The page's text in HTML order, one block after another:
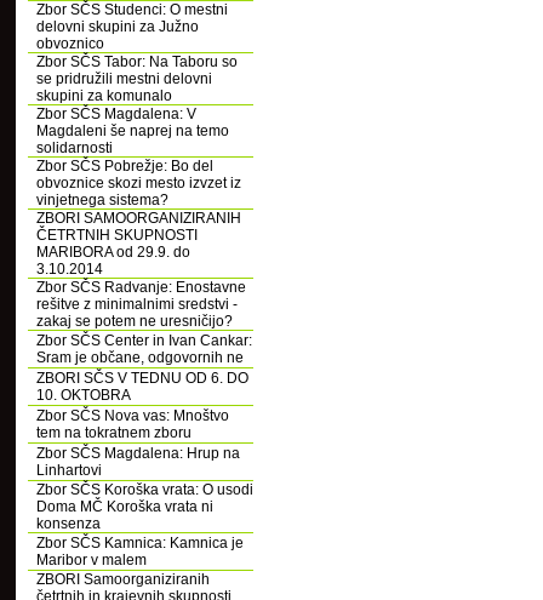
Zbor SČS Studenci: O mestni
delovni skupini za Južno
obvoznico
Zbor SČS Tabor: Na Taboru so
se pridružili mestni delovni
skupini za komunalo
Zbor SČS Magdalena: V
Magdaleni še naprej na temo
solidarnosti
Zbor SČS Pobrežje: Bo del
obvoznice skozi mesto izvzet iz
vinjetnega sistema?
ZBORI SAMOORGANIZIRANIH
ČETRTNIH SKUPNOSTI
MARIBORA od 29.9. do
3.10.2014
Zbor SČS Radvanje: Enostavne
rešitve z minimalnimi sredstvi -
zakaj se potem ne uresničijo?
Zbor SČS Center in Ivan Cankar:
Sram je občane, odgovornih ne
ZBORI SČS V TEDNU OD 6. DO
10. OKTOBRA
Zbor SČS Nova vas: Mnoštvo
tem na tokratnem zboru
Zbor SČS Magdalena: Hrup na
Linhartovi
Zbor SČS Koroška vrata: O usodi
Doma MČ Koroška vrata ni
konsenza
Zbor SČS Kamnica: Kamnica je
Maribor v malem
ZBORI Samoorganiziranih
četrtnih in krajevnih skupnosti